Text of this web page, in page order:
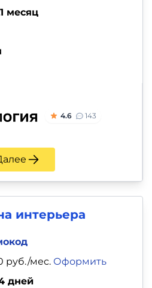
месяц
4.6 143
интерьера
дней
руб./мес. Оформить